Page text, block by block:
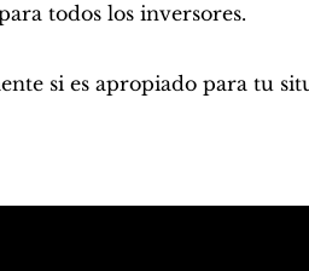
todos los inversores.
si es apropiado para tu